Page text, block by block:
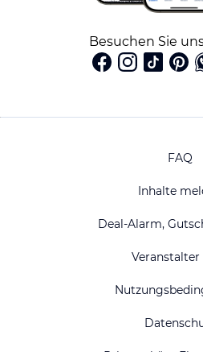
Besuchen Sie
FAQ
Inhalte
Deal-Alarm,
Veranstalter